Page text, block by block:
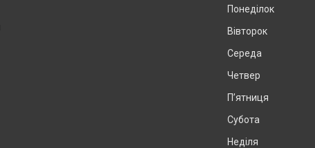
Понеділок
Вівторок
Середа
Четвер
Пʼятниця
Субота
Неділя